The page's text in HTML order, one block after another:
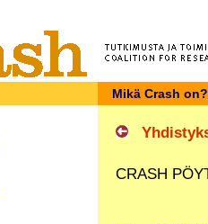
Mikä Crash on?
CRASH